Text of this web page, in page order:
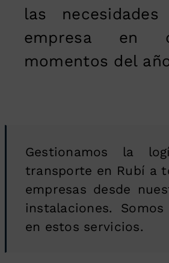
las
empresa en
momentos del
Gestionamos la
transporte en Rubí a
empresas desde
instalaciones.
en estos servicios.